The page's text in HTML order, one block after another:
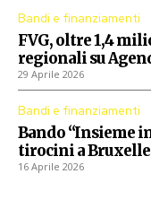
Bandi e finanziamenti
FVG, oltre 1,4
regionali su
29 Aprile 2026
Bandi e finanziamenti
Bando “Insieme
tirocini a
16 Aprile 2026